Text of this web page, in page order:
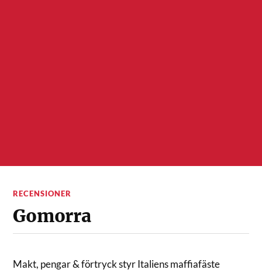
RECENSIONER
Gomorra
Makt, pengar & förtryck styr Italiens maffiafäste